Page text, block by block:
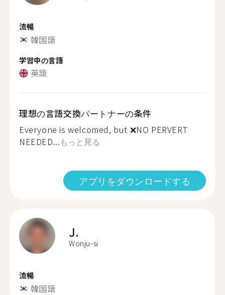
流暢
韓国語
学習中の言語
英語
理想の言語交換パートナーの条件
Everyone is welcomed, but ❌NO PERVERT
NEEDED...もっと見る
アプリをダウンロードする
J.
Wonju-si
流暢
韓国語